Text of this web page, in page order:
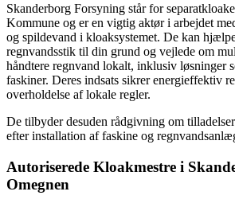
Skanderborg Forsyning står for
Kommune og er en vigtig aktør i arbejdet
og spildevand i kloaksystemet. De kan
regnvandsstik til din grund og vejlede om
håndtere regnvand lokalt, inklusiv løsninger
faskiner. Deres indsats sikrer energieffektiv
overholdelse af lokale regler.
De tilbyder desuden rådgivning om
efter installation af faskine og
Autoriserede Kloakmestre i
Omegnen